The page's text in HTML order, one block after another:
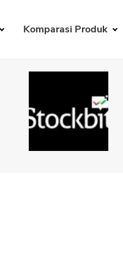
Komparasi Produk